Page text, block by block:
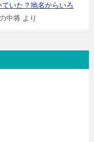
いた？地名からいろ
中将 より